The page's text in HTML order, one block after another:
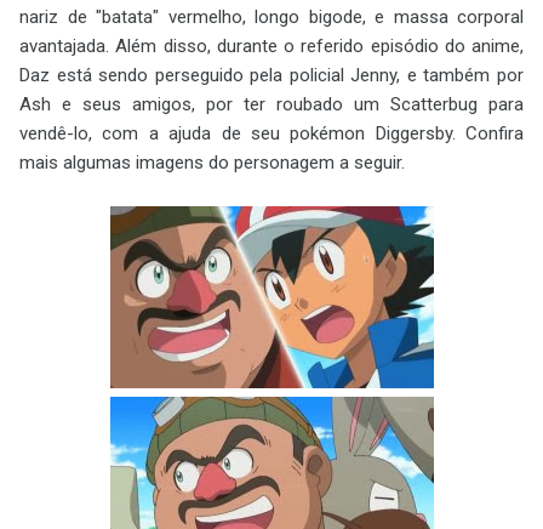
nariz de "batata" vermelho, longo bigode, e massa corporal
avantajada. Além disso, durante o referido episódio do anime,
Daz está sendo perseguido pela policial Jenny, e também por
Ash e seus amigos, por ter roubado um Scatterbug para
vendê-lo, com a ajuda de seu pokémon Diggersby. Confira
mais algumas imagens do personagem a seguir.